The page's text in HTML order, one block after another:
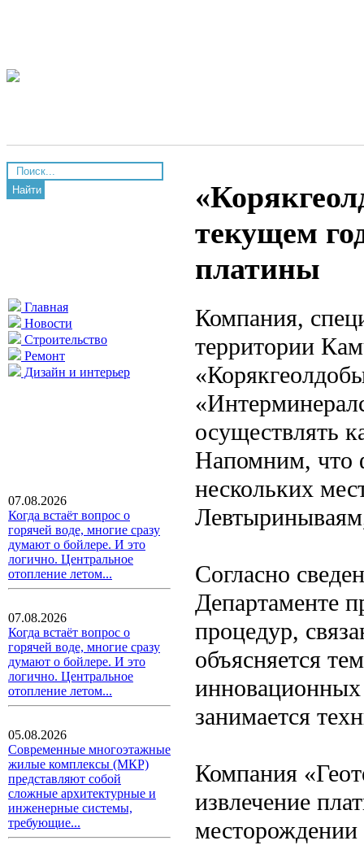
Найти
Главная
Новости
Строительство
Ремонт
Дизайн и интерьер
07.08.2026
Когда встаёт вопрос о
горячей воде, многие сразу
думают о бойлере. И это
логично. Центральное
отопление летом...
07.08.2026
Когда встаёт вопрос о
горячей воде, многие сразу
думают о бойлере. И это
логично. Центральное
отопление летом...
05.08.2026
Современные многоэтажные
жилые комплексы (МКР)
представляют собой
сложные архитектурные и
инженерные системы,
требующие...
текущем
платины
Компания,
территории
осуществлять
Напомним, что
нескольких
Согласно
Департаменте
процедур,
объясняется
занимается
Компания
извлечение